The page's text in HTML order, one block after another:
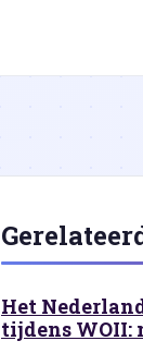
Het
tijdens WOII: